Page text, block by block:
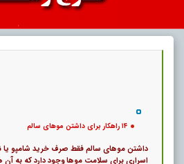
۱۴ راهکار برای داشتن مو‌های سالم
داشتن مو‌های سالم فقط صرف خرید شامپو یا
اسراری برای سلامت مو‌ها وجود دارد که به آن‌